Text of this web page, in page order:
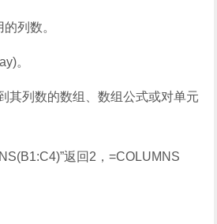
列数。
。
其列数的数组、数组公式或对单元
返回2，=COLUMNS